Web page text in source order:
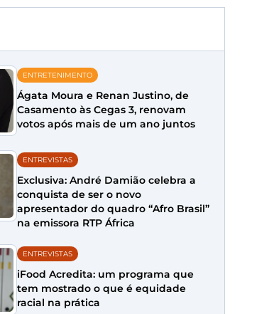
ENTRETENIMENTO
Ágata Moura e Renan Justino, de
Casamento às Cegas 3, renovam
votos após mais de um ano juntos
ENTREVISTAS
Exclusiva: André Damião celebra a
conquista de ser o novo
apresentador do quadro “Afro Brasil”
na emissora RTP África
ENTREVISTAS
iFood Acredita: um programa que
tem mostrado o que é equidade
racial na prática